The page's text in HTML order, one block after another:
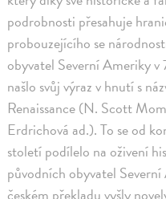
podrobnosti přesahuje
probouzejícího se
obyvatel Severní Ameriky
našlo svůj výraz v hnutí s
Renaissance (N. Scott
Erdrichová ad.). To se od
století podílelo na oživení
původních obyvatel
českém překladu vyšly